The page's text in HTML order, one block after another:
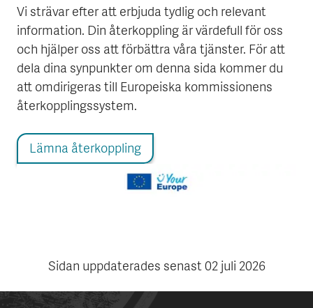
Vi strävar efter att erbjuda tydlig och relevant
information. Din återkoppling är värdefull för oss
och hjälper oss att förbättra våra tjänster. För att
dela dina synpunkter om denna sida kommer du
att omdirigeras till Europeiska kommissionens
återkopplingssystem.
Lämna återkoppling
Sidan uppdaterades senast02 juli 2026